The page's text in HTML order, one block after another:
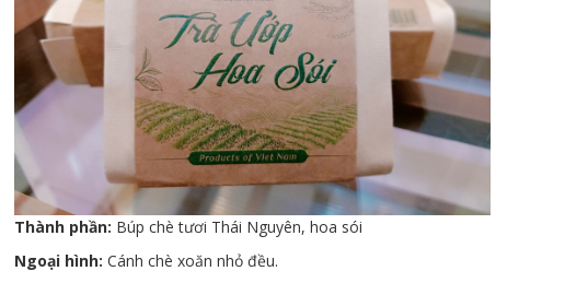
Thành phần: Búp chè tươi Thái Nguyên, hoa sói
Ngoại hình: Cánh chè xoăn nhỏ đều.